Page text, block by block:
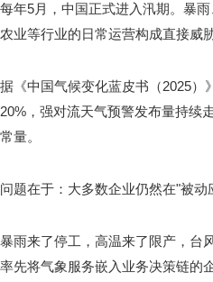
每年5月，中国正式进入汛期。暴
农业等行业的日常运营构成直接威胁
据《中国气候变化蓝皮书（2025）
20%，强对流天气预警发布量持续
常量。
问题在于：大多数企业仍然在"被动
暴雨来了停工，高温来了限产，
率先将气象服务嵌入业务决策链的